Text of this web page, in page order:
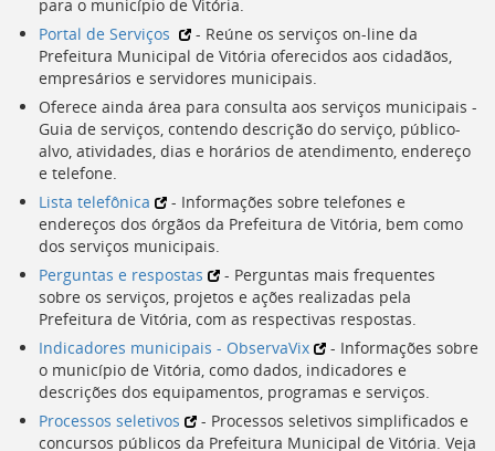
de
secretarias
[]
Ir
para
a
página
de
legislação
[]
Ir
para
a
listagem
de
notícias
[]
Ir
para
o
para o município de Vitória.
Portal de Serviços
- Reúne os serviços on-line da
Prefeitura Municipal de Vitória oferecidos aos cidadãos,
empresários e servidores municipais.
Oferece ainda área para consulta aos serviços municipais -
Guia de serviços, contendo descrição do serviço, público-
alvo, atividades, dias e horários de atendimento, endereço
e telefone.
Lista telefônica
- Informações sobre telefones e
endereços dos órgãos da Prefeitura de Vitória, bem como
dos serviços municipais.
Perguntas e respostas
- Perguntas mais frequentes
sobre os serviços, projetos e ações realizadas pela
Prefeitura de Vitória, com as respectivas respostas.
Indicadores municipais - ObservaVix
- Informações sobre
o município de Vitória, como dados, indicadores e
descrições dos equipamentos, programas e serviços.
Processos seletivos
- Processos seletivos simplificados e
concursos públicos da Prefeitura Municipal de Vitória. Veja